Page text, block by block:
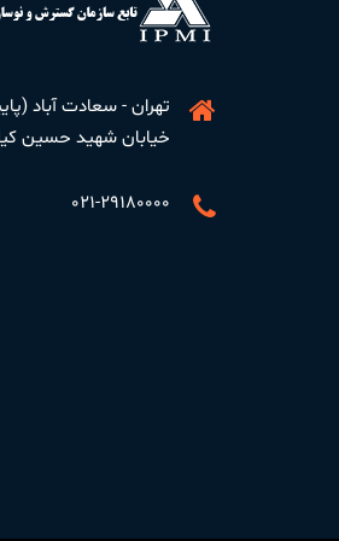
تهران - سعادت آباد
خیابان شهید حسین
۰۲۱-۲۹۱۸۰۰۰۰